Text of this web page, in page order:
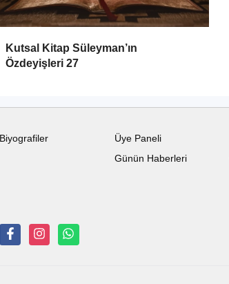
Kutsal Kitap Süleyman’ın
Özdeyişleri 27
Biyografiler
Üye Paneli
Günün Haberleri